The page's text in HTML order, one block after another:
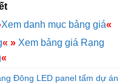
Xem danh mục bảng giá«
« » Xem bảng giá Rạng
«
Đông LED panel tấm dự án